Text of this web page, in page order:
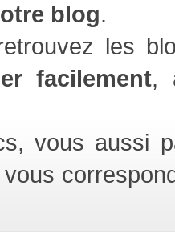
blog.
les
facilement,
vous aussi